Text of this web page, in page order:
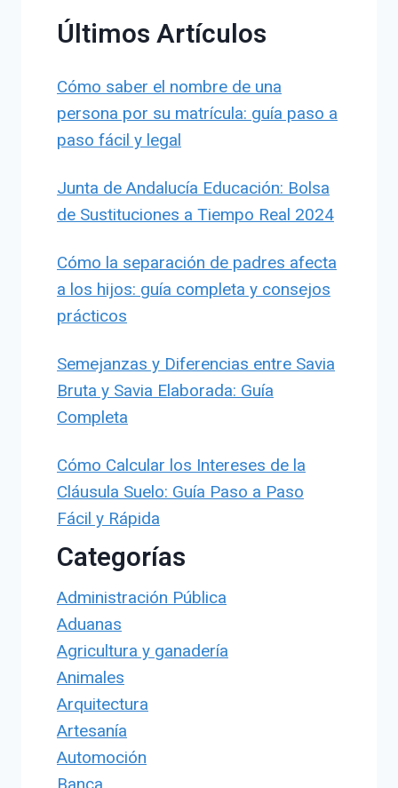
Últimos Artículos
Cómo saber el nombre de una
persona por su matrícula: guía paso a
paso fácil y legal
Junta de Andalucía Educación: Bolsa
de Sustituciones a Tiempo Real 2024
Cómo la separación de padres afecta
a los hijos: guía completa y consejos
prácticos
Semejanzas y Diferencias entre Savia
Bruta y Savia Elaborada: Guía
Completa
Cómo Calcular los Intereses de la
Cláusula Suelo: Guía Paso a Paso
Fácil y Rápida
Categorías
Administración Pública
Aduanas
Agricultura y ganadería
Animales
Arquitectura
Artesanía
Automoción
Banca